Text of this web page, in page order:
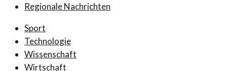
Regionale Nachrichten
Sport
Technologie
Wissenschaft
Wirtschaft